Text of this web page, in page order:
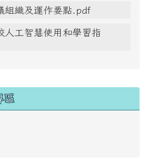
組織及運作要點.pdf
人工智慧使用和學習指
區